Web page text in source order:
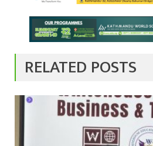
RELATED POSTS